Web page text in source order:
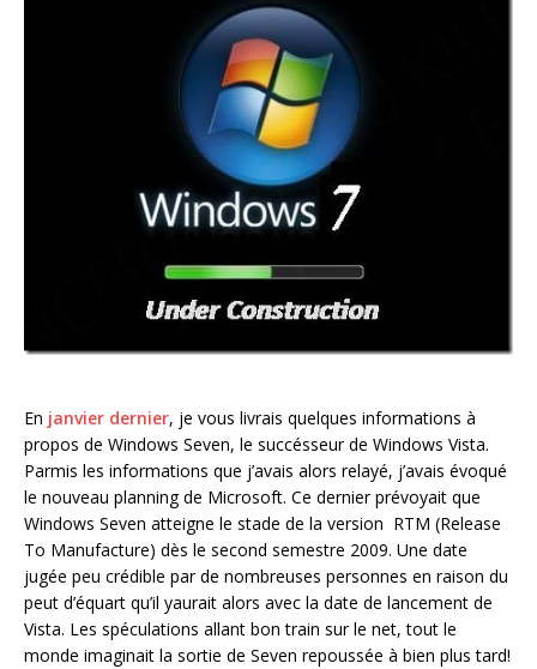
En janvier dernier, je vous livrais quelques informations à
propos de Windows Seven, le succésseur de Windows Vista.
Parmis les informations que j’avais alors relayé, j’avais évoqué
le nouveau planning de Microsoft. Ce dernier prévoyait que
Windows Seven atteigne le stade de la version RTM (Release
To Manufacture) dès le second semestre 2009. Une date
jugée peu crédible par de nombreuses personnes en raison du
peut d’équart qu’il yaurait alors avec la date de lancement de
Vista. Les spéculations allant bon train sur le net, tout le
monde imaginait la sortie de Seven repoussée à bien plus tard!